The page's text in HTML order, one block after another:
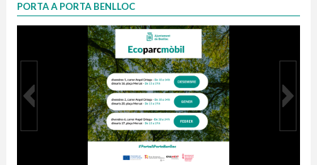
PORTA A PORTA BENLLOC